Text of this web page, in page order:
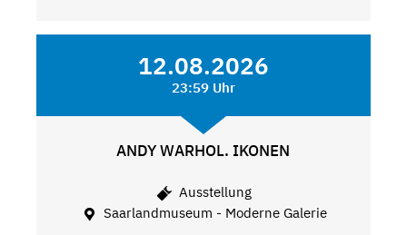
12.08.2026
23:59 Uhr
ANDY WARHOL. IKONEN
Ausstellung
Saarlandmuseum - Moderne Galerie